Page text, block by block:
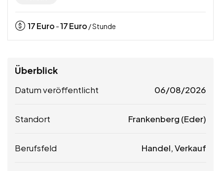
17Euro -17Euro / Stunde
Überblick
Datum veröffentlicht 06/08/2026
Standort Frankenberg (Eder)
Berufsfeld Handel, Verkauf